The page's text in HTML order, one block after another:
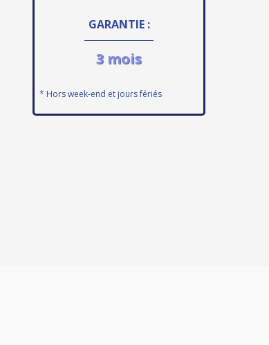
GARANTIE :
3 mois
* Hors week-end et jours fériés